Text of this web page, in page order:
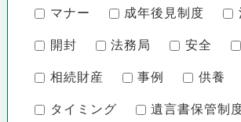
マナー 成年後見制度
開封 法務局 安全
相続財産 事例 供養
タイミング 遺言書保管制